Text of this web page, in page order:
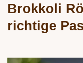
Brokkoli
richtige